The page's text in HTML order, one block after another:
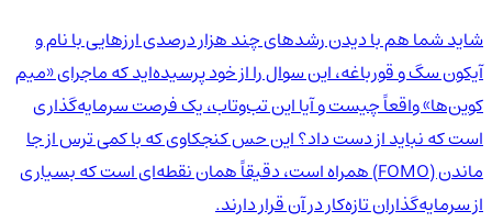
شاید شما هم با دیدن رشدهای چند هزار درصدی ارزهایی با نام و
آیکون سگ و قورباغه، این سوال را از خود پرسیده‌اید که ماجرای «میم
کوین‌ها» واقعاً چیست و آیا این تب‌وتاب، یک فرصت سرمایه‌گذاری
است که نباید از دست داد؟ این حس کنجکاوی که با کمی ترس از جا
ماندن (FOMO) همراه است، دقیقاً همان نقطه‌ای است که بسیاری
از سرمایه‌گذاران تازه‌کار در آن قرار دارند.